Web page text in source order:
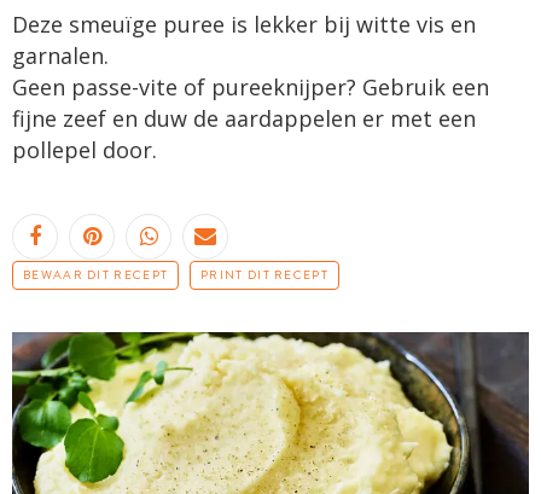
Deze smeuïge puree is lekker bij witte vis en
garnalen.
Geen passe-vite of pureeknijper? Gebruik een
fijne zeef en duw de aardappelen er met een
pollepel door.
BEWAAR DIT RECEPT PRINT DIT RECEPT